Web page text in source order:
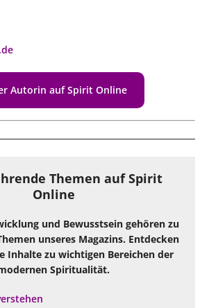
Autorin auf Spirit Online
Themen auf Spirit
Online
und Bewusstsein gehören zu
unseres Magazins. Entdecken
Inhalte zu wichtigen Bereichen der
Spiritualität.